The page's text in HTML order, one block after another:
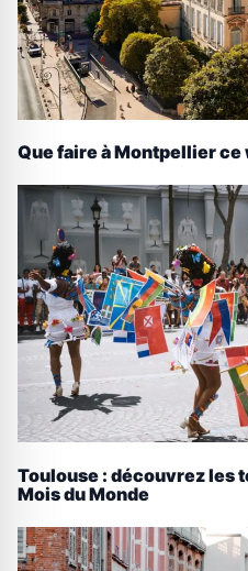
Que faire à Montpellier ce
Toulouse : découvrez les
Mois du Monde